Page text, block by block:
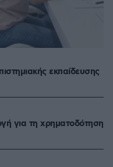
εκπαίδευσης
για τη χρηματοδότηση